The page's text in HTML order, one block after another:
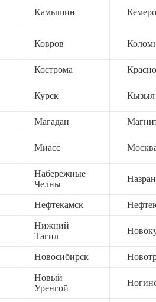
Камышин
Ковров
Кострома
Курск Кызыл
Магадан
Миасс
Набережные
Челны
Нефтекамск
Нижний
Тагил
Новосибирск
Новый
Уренгой